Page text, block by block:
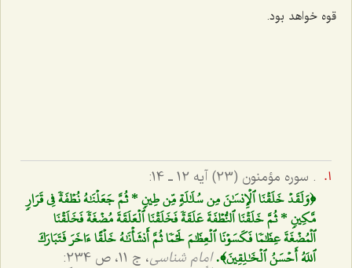
قوه خواهد بود.
. سوره مؤمنون (23) آیه 12 ـ 14:
﴿وَلَقَدۡ خَلَقۡنَا ٱلۡإِنسَٰنَ مِن سُلَٰلَةٖ مِّن طِينٖ * ثُمَّ جَعَلۡنَٰهُ نُطۡفَةٗ فِي قَرَارٖ
مَّكِينٖ * ثُمَّ خَلَقۡنَا ٱلنُّطۡفَةَ عَلَقَةٗ فَخَلَقۡنَا ٱلۡعَلَقَةَ مُضۡغَةٗ فَخَلَقۡنَا
ٱلۡمُضۡغَةَ عِظَٰمٗا فَكَسَوۡنَا ٱلۡعِظَٰمَ لَحۡمٗا ثُمَّ أَنشَأۡنَٰهُ خَلۡقًا ءَاخَرَ فَتَبَارَكَ
ٱللَهُ أَحۡسَنُ ٱلۡخَٰلِقِينَ﴾.امام شناسى، ج ‌11، ص 234: